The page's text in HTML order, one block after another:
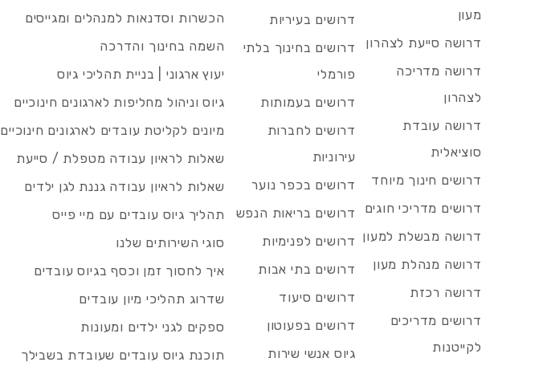
מעון
דרושה סייעת לצהרון
דרושה מדריכה
לצהרון
דרושה עובדת
סוציאלית
דרושים חינוך מיוחד
דרושים מדריכי חוגים
דרושה מבשלת למעון
דרושה מנהלת מעון
דרושה רכזת
דרושים מדריכים
לקייטנות
דרושים בעיריות
דרושים בחינוך בלתי
פורמלי
דרושים בעמותות
דרושים לחברות
עירוניות
דרושים בכפר נוער
דרושים בריאות הנפש
דרושים לפנימיות
דרושים בתי אבות
דרושים סיעוד
דרושים בפעוטון
גיוס אנשי שירות
הכשרות וסדנאות למנהלים ומגייסים
השמה בחינוך והדרכה
יעוץ ארגוני | בניית תהליכי גיוס
גיוס וניהול מחליפות לארגונים חינוכיים
מיונים לקליטת עובדים לארגונים חינוכיים
שאלות לראיון עבודה מטפלת / סייעת
שאלות לראיון עבודה גננת לגן ילדים
תהליך גיוס עובדים עם מיי פייס
סוגי השירותים שלנו
איך לחסוך זמן וכסף בגיוס עובדים
שדרוג תהליכי מיון עובדים
ספקים לגני ילדים ומעונות
תוכנת גיוס עובדים שעובדת בשבילך